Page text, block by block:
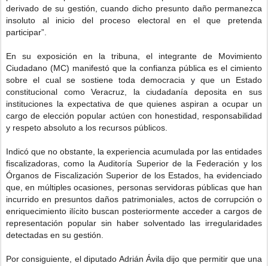
derivado de su gestión, cuando dicho presunto daño permanezca
insoluto al inicio del proceso electoral en el que pretenda
participar”.
En su exposición en la tribuna, el integrante de Movimiento
Ciudadano (MC) manifestó que la confianza pública es el cimiento
sobre el cual se sostiene toda democracia y que un Estado
constitucional como Veracruz, la ciudadanía deposita en sus
instituciones la expectativa de que quienes aspiran a ocupar un
cargo de elección popular actúen con honestidad, responsabilidad
y respeto absoluto a los recursos públicos.
Indicó que no obstante, la experiencia acumulada por las entidades
fiscalizadoras, como la Auditoría Superior de la Federación y los
Órganos de Fiscalización Superior de los Estados, ha evidenciado
que, en múltiples ocasiones, personas servidoras públicas que han
incurrido en presuntos daños patrimoniales, actos de corrupción o
enriquecimiento ilícito buscan posteriormente acceder a cargos de
representación popular sin haber solventado las irregularidades
detectadas en su gestión.
Por consiguiente, el diputado Adrián Ávila dijo que permitir que una